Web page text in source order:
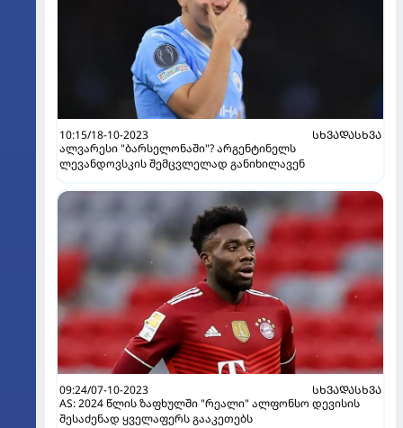
10:15/18-10-2023
ᲡᲮᲕᲐᲓᲐᲡᲮᲕᲐ
ალვარესი "ბარსელონაში"? არგენტინელს
ლევანდოვსკის შემცვლელად განიხილავენ
09:24/07-10-2023
ᲡᲮᲕᲐᲓᲐᲡᲮᲕᲐ
AS: 2024 წლის ზაფხულში "რეალი" ალფონსო დევისის
შესაძენად ყველაფერს გააკეთებს